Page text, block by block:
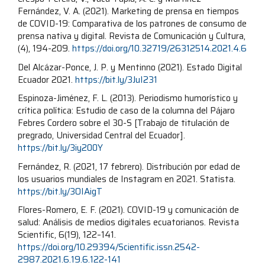
Fernández, V. A. (2021). Marketing de prensa en tiempos
de COVID-19: Comparativa de los patrones de consumo de
prensa nativa y digital. Revista de Comunicación y Cultura,
(4), 194-209. https://doi.org/10.32719/26312514.2021.4.6
Del Alcázar-Ponce, J. P. y Mentinno (2021). Estado Digital
Ecuador 2021. https://bit.ly/3JuI231
Espinoza-Jiménez, F. L. (2013). Periodismo humorístico y
crítica política: Estudio de caso de la columna del Pájaro
Febres Cordero sobre el 30-S [Trabajo de titulación de
pregrado, Universidad Central del Ecuador].
https://bit.ly/3iy200Y
Fernández, R. (2021, 17 febrero). Distribución por edad de
los usuarios mundiales de Instagram en 2021. Statista.
https://bit.ly/3OIAigT
Flores-Romero, E. F. (2021). COVID-19 y comunicación de
salud: Análisis de medios digitales ecuatorianos. Revista
Scientific, 6(19), 122–141.
https://doi.org/10.29394/Scientific.issn.2542-
2987.2021.6.19.6.122-141